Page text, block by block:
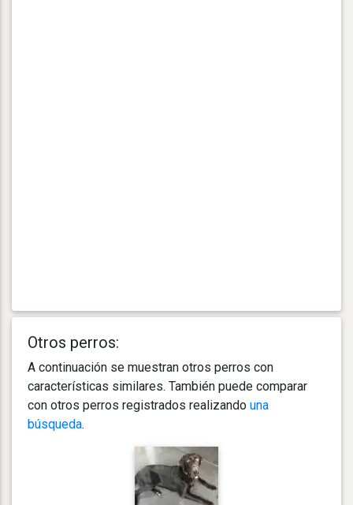
Otros perros:
A continuación se muestran otros perros con
características similares. También puede comparar
con otros perros registrados realizando una
búsqueda.